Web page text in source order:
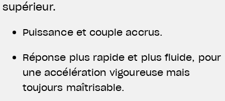
supérieur.
Puissance et couple accrus.
Réponse plus rapide et plus fluide, pour
une accélération vigoureuse mais
toujours maîtrisable.